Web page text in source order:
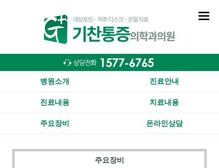
병원소개 진료안내
진료내용 치료내용
주요장비 온라인상담
주요장비